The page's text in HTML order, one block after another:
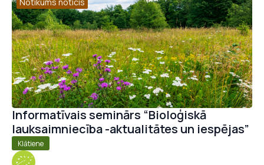
Informatīvais seminārs “Bioloģiskā
lauksaimniecība -aktualitātes un iespējas”
Klātiene